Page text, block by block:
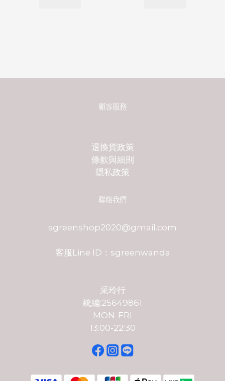
顧客服務
退換貨政策
條款與細則
隱私政策
聯絡我們
sgreenshop2020@gmail.com
客服Line ID：sgreenwanda
采玲行
統編:25649861
MON-FRI
13:00-22:30